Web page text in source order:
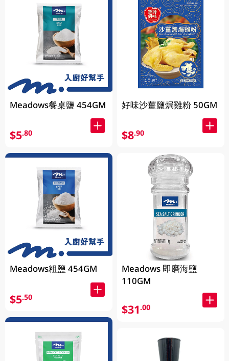
Meadows餐桌鹽 454GM
$5.80
Meadows粗鹽 454GM
$5.50
好味沙薑鹽焗雞粉 50GM
$8.90
Meadows 即磨海鹽
110GM
$31.00